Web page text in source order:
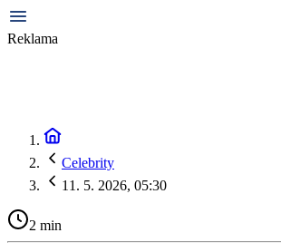
Reklama
Celebrity
11. 5. 2026, 05:30
2 min